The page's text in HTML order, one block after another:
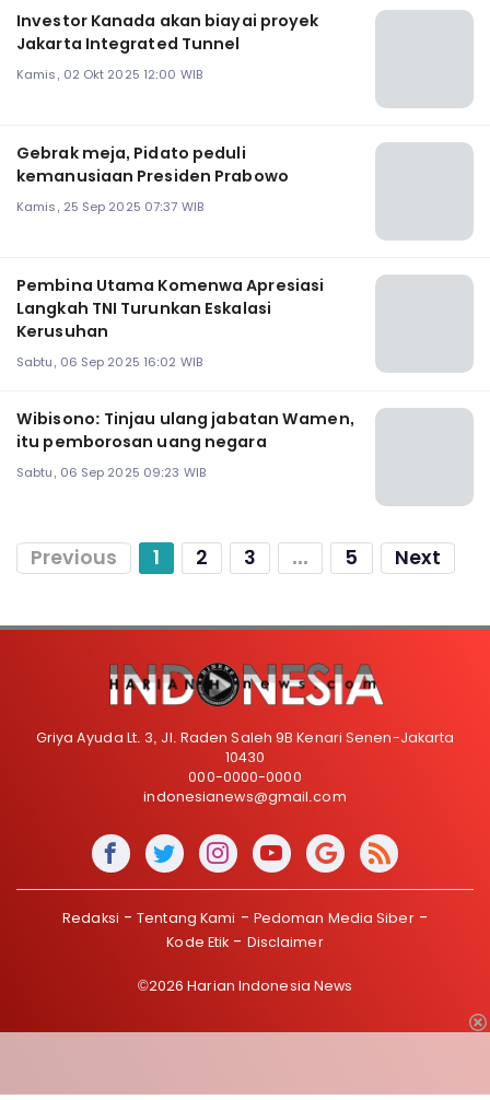
Investor Kanada akan biayai proyek
Jakarta Integrated Tunnel
Kamis, 02 Okt 2025 12:00 WIB
Gebrak meja, Pidato peduli
kemanusiaan Presiden Prabowo
Kamis, 25 Sep 2025 07:37 WIB
Pembina Utama Komenwa Apresiasi
Langkah TNI Turunkan Eskalasi
Kerusuhan
Sabtu, 06 Sep 2025 16:02 WIB
Wibisono: Tinjau ulang jabatan Wamen,
itu pemborosan uang negara
Sabtu, 06 Sep 2025 09:23 WIB
Previous 1 2 3 ... 5 Next
Griya Ayuda Lt. 3, Jl. Raden Saleh 9B Kenari Senen-Jakarta
10430
000-0000-0000
indonesianews@gmail.com
Redaksi Tentang Kami
Pedoman Media Siber
Kode Etik
Disclaimer
©2026 Harian Indonesia News